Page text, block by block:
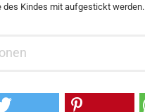
des Kindes mit aufgestickt werden.